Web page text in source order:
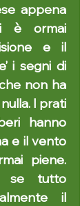
appena
è ormai
e il
i segni di
non ha
I prati
hanno
e il vento
piene.
se tutto
il